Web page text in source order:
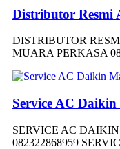
Distributor Resmi
DISTRIBUTOR
MUARA PERKASA
Service AC Daikin
SERVICE AC
082322868959